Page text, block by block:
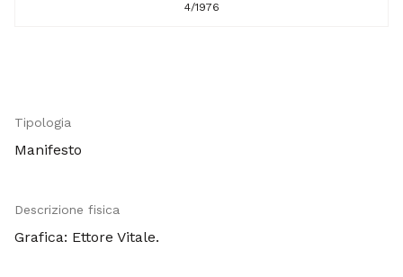
4/1976
Tipologia
Manifesto
Descrizione fisica
Grafica: Ettore Vitale.